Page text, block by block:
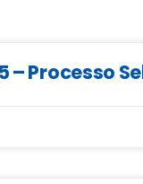
– Processo